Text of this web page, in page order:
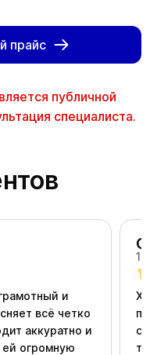
прайс
публичной
специалиста.
и
всё четко
аккуратно и
огромную